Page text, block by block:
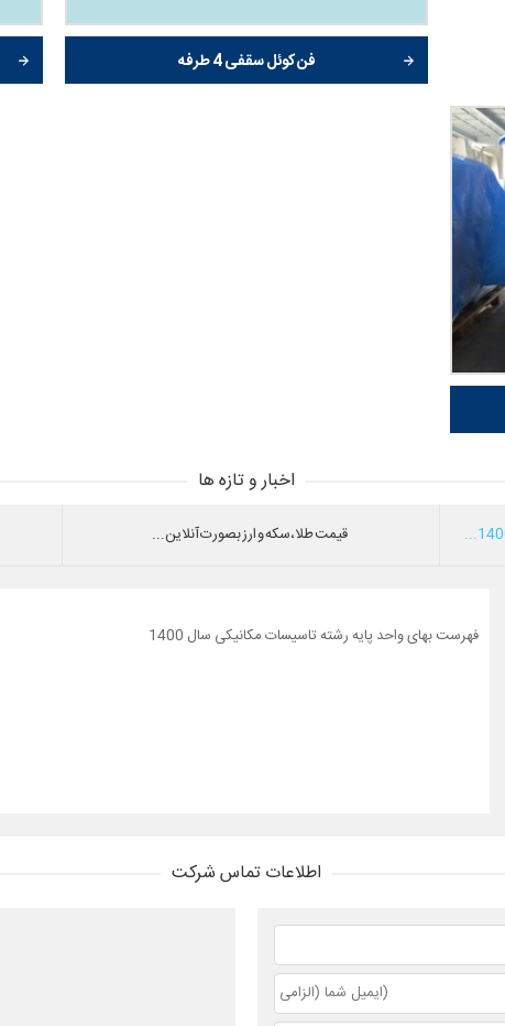
فن کوئل سقفی 4 طرفه
اخبار و تازه ها
قیمت طلا،سکه و ارز بصورت آنلاین...
فهرست بهای واحد پایه رشته تاسیسات مکانیکی سال 1400
اطلاعات تماس شرکت